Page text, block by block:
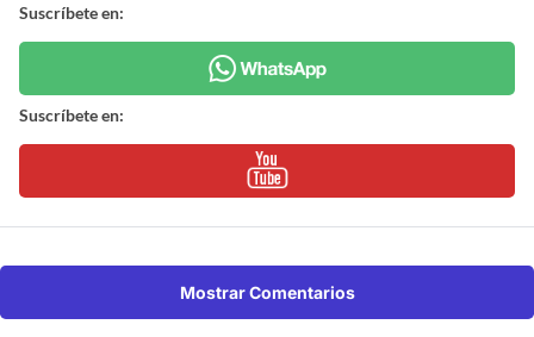
Suscríbete en:
Suscríbete en:
Mostrar Comentarios